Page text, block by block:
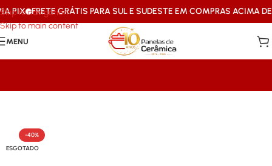
Skip to navigation
Skip to main content
PIX FRETE GRÁTIS PARA SUL E SUDESTE EM COMPRAS ACIMA DE
MENU
-40%
ESGOTADO